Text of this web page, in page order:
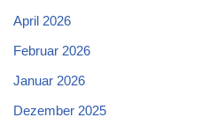
April 2026
Februar 2026
Januar 2026
Dezember 2025